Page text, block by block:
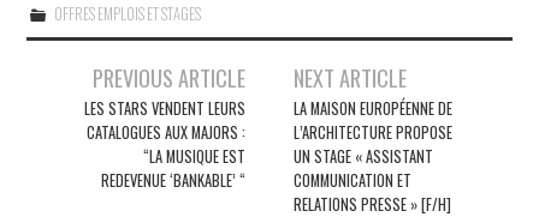
OFFRES EMPLOIS ET STAGES
Navigation
articles
PREVIOUS ARTICLE
LES STARS VENDENT LEURS
CATALOGUES AUX MAJORS :
“LA MUSIQUE EST
REDEVENUE ‘BANKABLE’ “
NEXT ARTICLE
LA MAISON EUROPÉENNE DE
L’ARCHITECTURE PROPOSE
UN STAGE « ASSISTANT
COMMUNICATION ET
RELATIONS PRESSE » [F/H]